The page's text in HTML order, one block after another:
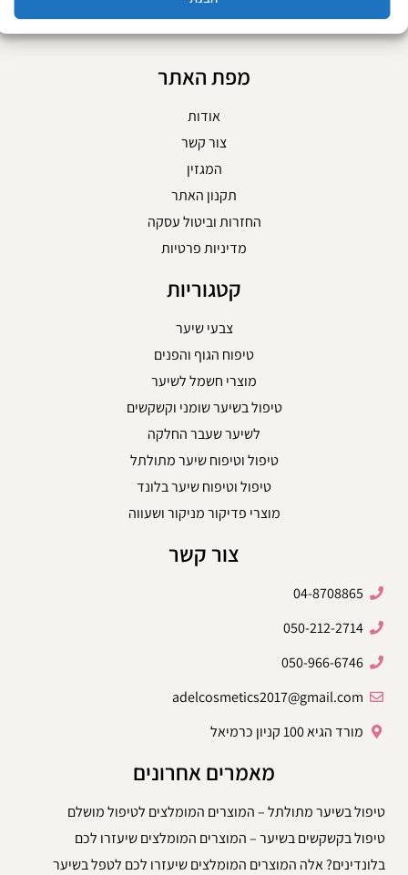
מפת האתר
אודות
צור קשר
המגזין
תקנון האתר
החזרות וביטול עסקה
מדיניות פרטיות
קטגוריות
צבעי שיער
טיפוח הגוף והפנים
מוצרי חשמל לשיער
טיפול בשיער שומני וקשקשים
לשיער שעבר החלקה
טיפול וטיפוח שיער מתולתל
טיפול וטיפוח שיער בלונד
מוצרי פדיקור מניקור ושעווה
צור קשר
04-8708865
050-212-2714
050-966-6746
adelcosmetics2017@gmail.com
מורד הגיא 100 קניון כרמיאל
מאמרים אחרונים
טיפול בשיער מתולתל – המוצרים המומלצים לטיפול מושלם
טיפול בקשקשים בשיער – המוצרים המומלצים שיעזרו לכם
בלונדינים? אלה המוצרים המומלצים שיעזרו לכם לטפל בשיער